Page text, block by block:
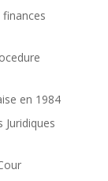
finances
en 1984
Juridiques